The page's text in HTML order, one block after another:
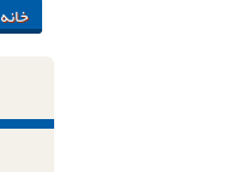
خانه